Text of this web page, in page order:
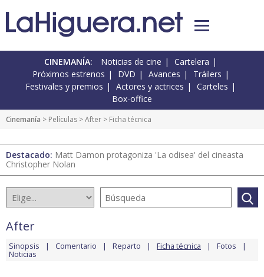
CINEMANÍA: Noticias de cine
Cartelera
Próximos estrenos
DVD Avances
Tráilers
Festivales y premios
Actores y actrices
Carteles
Box-office
Cinemanía > Películas >After > Ficha técnica
Destacado: Matt Damon protagoniza 'La odisea' del cineasta
Christopher Nolan
After
Sinopsis Comentario Reparto Ficha técnica Fotos
Noticias